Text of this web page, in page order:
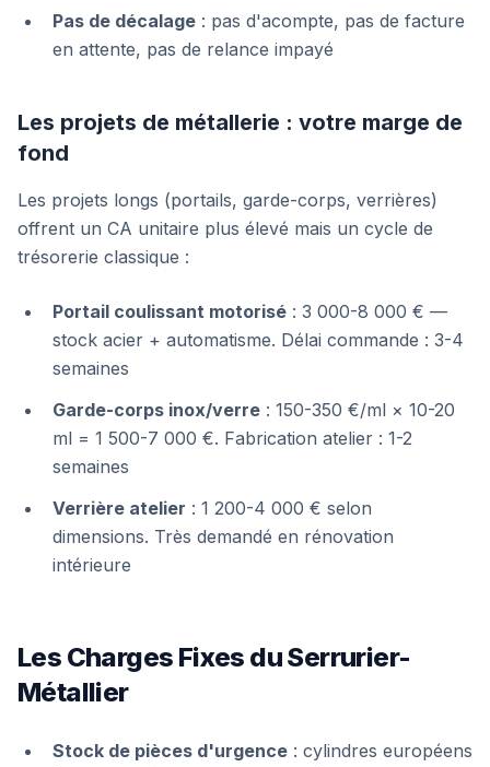
Pas de décalage : pas d'acompte, pas de facture
en attente, pas de relance impayé
Les projets de métallerie : votre marge de
fond
Les projets longs (portails, garde-corps, verrières)
offrent un CA unitaire plus élevé mais un cycle de
trésorerie classique :
Portail coulissant motorisé : 3 000-8 000 € —
stock acier + automatisme. Délai commande : 3-4
semaines
Garde-corps inox/verre : 150-350 €/ml × 10-20
ml = 1 500-7 000 €. Fabrication atelier : 1-2
semaines
Verrière atelier : 1 200-4 000 € selon
dimensions. Très demandé en rénovation
intérieure
Les Charges Fixes du Serrurier-
Métallier
Stock de pièces d'urgence : cylindres européens